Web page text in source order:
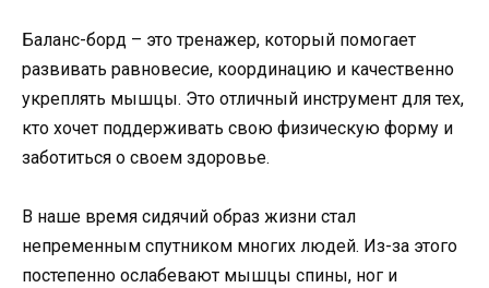
Баланс-борд – это тренажер, который помогает
развивать равновесие, координацию и качественно
укреплять мышцы. Это отличный инструмент для тех,
кто хочет поддерживать свою физическую форму и
заботиться о своем здоровье.
В наше время сидячий образ жизни стал
непременным спутником многих людей. Из-за этого
постепенно ослабевают мышцы спины, ног и